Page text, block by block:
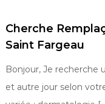
Cherche
Saint Fargeau
Bonjour, Je recherche
et autre jour selon